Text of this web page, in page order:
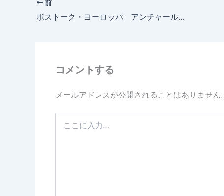
前
ボストーク・ヨーロッパ アンチャール世界限定1000本モデルNH25A-5105141入荷致しました。
コメントする
メールアドレスが公開されることはありません。